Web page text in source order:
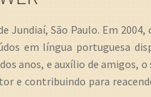
Jundiaí, São Paulo. Em
em língua portuguesa
anos, e auxílio de amigos,
e contribuindo para